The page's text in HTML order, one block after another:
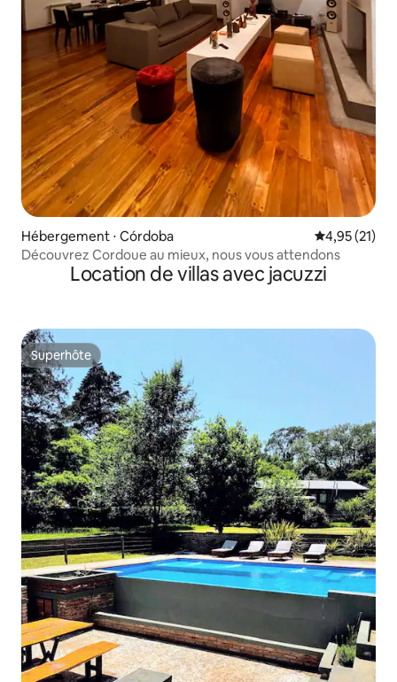
Hébergement ⋅ Córdoba Évaluation
4,95 (21)
Découvrez Cordoue au mieux, nous vous attendons
Location de villas avec jacuzzi
Superhôte
Superhôte